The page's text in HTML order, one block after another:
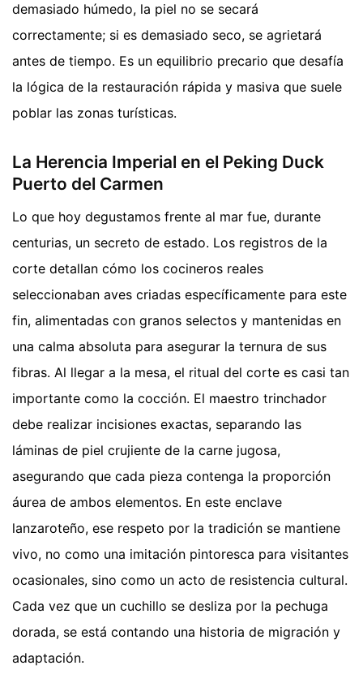
demasiado húmedo, la piel no se secará
correctamente; si es demasiado seco, se agrietará
antes de tiempo. Es un equilibrio precario que desafía
la lógica de la restauración rápida y masiva que suele
poblar las zonas turísticas.
La Herencia Imperial en el Peking Duck
Puerto del Carmen
Lo que hoy degustamos frente al mar fue, durante
centurias, un secreto de estado. Los registros de la
corte detallan cómo los cocineros reales
seleccionaban aves criadas específicamente para este
fin, alimentadas con granos selectos y mantenidas en
una calma absoluta para asegurar la ternura de sus
fibras. Al llegar a la mesa, el ritual del corte es casi tan
importante como la cocción. El maestro trinchador
debe realizar incisiones exactas, separando las
láminas de piel crujiente de la carne jugosa,
asegurando que cada pieza contenga la proporción
áurea de ambos elementos. En este enclave
lanzaroteño, ese respeto por la tradición se mantiene
vivo, no como una imitación pintoresca para visitantes
ocasionales, sino como un acto de resistencia cultural.
Cada vez que un cuchillo se desliza por la pechuga
dorada, se está contando una historia de migración y
adaptación.